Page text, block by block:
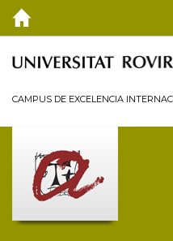
EL CEDAT
INVESTIGACIÓN Y TRANSFERENCIA
PUBLICACIONES
COLABORA
CAMPUS DE EXCELENCIA